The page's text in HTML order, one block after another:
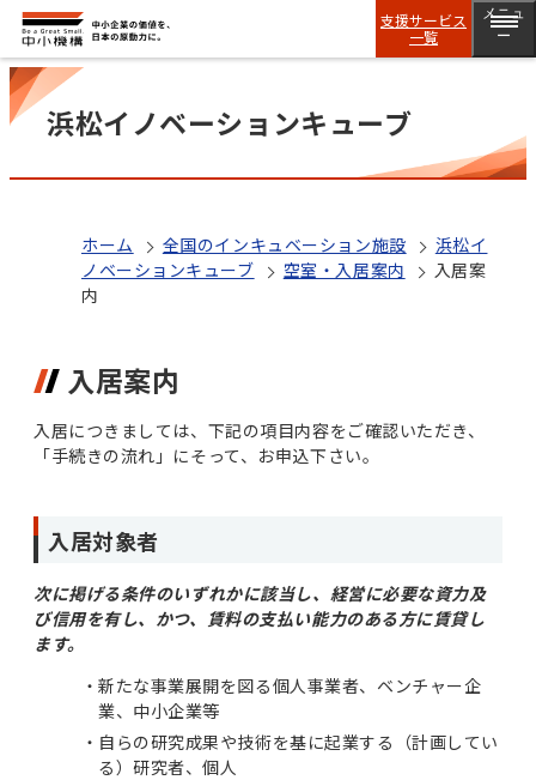
支援サービス
一覧
メニュ
ー
浜松イノベーションキューブ
ホーム 全国のインキュベーション施設
浜松イ
ノベーションキューブ
空室・入居案内
入居案
内
入居案内
入居につきましては、下記の項目内容をご確認いただき、
「手続きの流れ」にそって、お申込下さい。
入居対象者
次に掲げる条件のいずれかに該当し、経営に必要な資力及
び信用を有し、かつ、賃料の支払い能力のある方に賃貸し
ます。
新たな事業展開を図る個人事業者、ベンチャー企
業、中小企業等
自らの研究成果や技術を基に起業する（計画してい
る）研究者、個人